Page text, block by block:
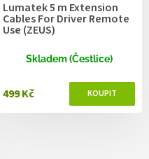
Lumatek 5 m Extension
Cables For Driver Remote
Use (ZEUS)
Skladem (Čestlice)
499 Kč